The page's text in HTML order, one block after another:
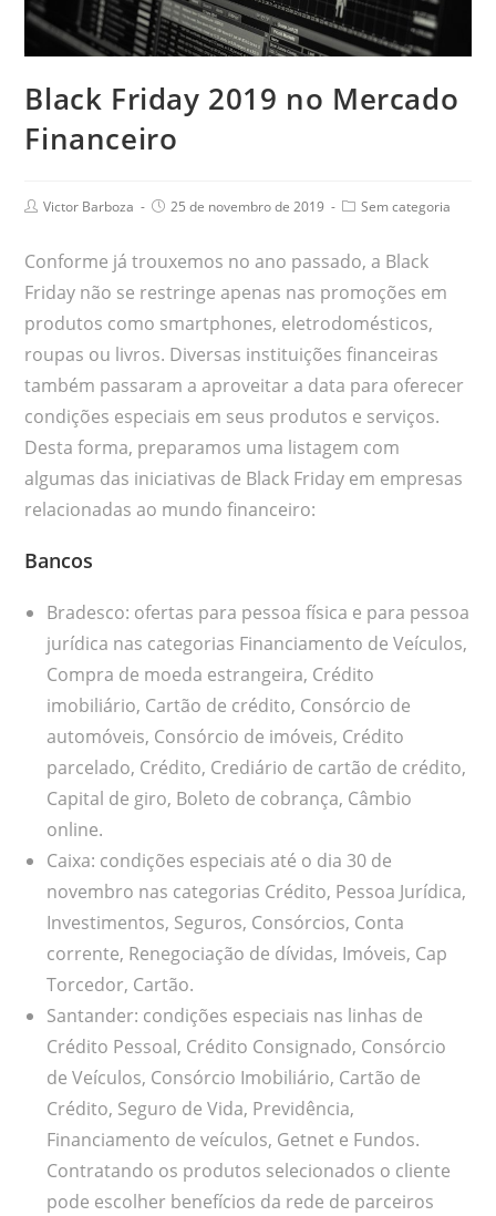
Black Friday 2019 no Mercado
Financeiro
Victor Barboza 25 de novembro de 2019 Sem categoria
Conforme já trouxemos no ano passado, a Black
Friday não se restringe apenas nas promoções em
produtos como smartphones, eletrodomésticos,
roupas ou livros. Diversas instituições financeiras
também passaram a aproveitar a data para oferecer
condições especiais em seus produtos e serviços.
Desta forma, preparamos uma listagem com
algumas das iniciativas de Black Friday em empresas
relacionadas ao mundo financeiro:
Bancos
Bradesco: ofertas para pessoa física e para pessoa
jurídica nas categorias Financiamento de Veículos,
Compra de moeda estrangeira, Crédito
imobiliário, Cartão de crédito, Consórcio de
automóveis, Consórcio de imóveis, Crédito
parcelado, Crédito, Crediário de cartão de crédito,
Capital de giro, Boleto de cobrança, Câmbio
online.
Caixa: condições especiais até o dia 30 de
novembro nas categorias Crédito, Pessoa Jurídica,
Investimentos, Seguros, Consórcios, Conta
corrente, Renegociação de dívidas, Imóveis, Cap
Torcedor, Cartão.
Santander: condições especiais nas linhas de
Crédito Pessoal, Crédito Consignado, Consórcio
de Veículos, Consórcio Imobiliário, Cartão de
Crédito, Seguro de Vida, Previdência,
Financiamento de veículos, Getnet e Fundos.
Contratando os produtos selecionados o cliente
pode escolher benefícios da rede de parceiros